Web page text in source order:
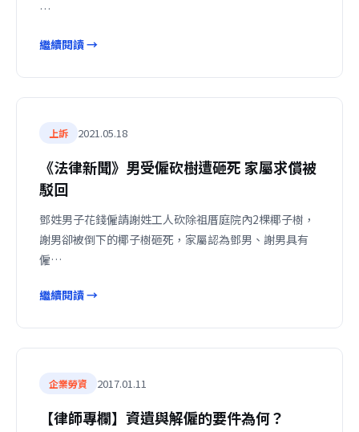
…
繼續閱讀 →
上訴 2021.05.18
《法律新聞》男受僱砍樹遭砸死 家屬求償被
駁回
鄧姓男子花錢僱請謝姓工人砍除祖厝庭院內2棵椰子樹，
謝男卻被倒下的椰子樹砸死，家屬認為鄧男、謝男具有
僱…
繼續閱讀 →
企業勞資 2017.01.11
【律師專欄】資遺與解僱的要件為何？